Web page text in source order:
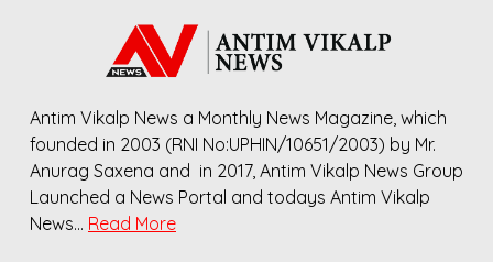
Antim Vikalp News a Monthly News Magazine, which
founded in 2003 (RNI No:UPHIN/10651/2003) by Mr.
Anurag Saxena and in 2017, Antim Vikalp News Group
Launched a News Portal and todays Antim Vikalp
News… Read More